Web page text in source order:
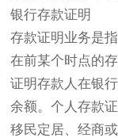
银行存款证明
存款证明业务是
在前某个时点的
证明存款人在银
余额。个人存款
移民定居、经商